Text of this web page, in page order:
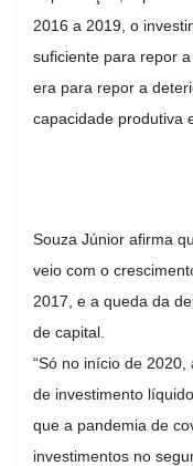
2016 a 2019, o
suficiente para repor
era para repor a
capacidade produtiva
Souza Júnior afirma
veio com o
2017, e a queda da
de capital.
“Só no início de
de investimento
que a pandemia de
investimentos no